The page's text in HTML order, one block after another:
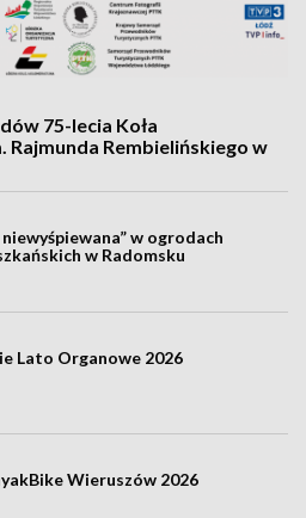
75-lecia Koła
Rajmunda Rembielińskiego w
niewyśpiewana” w ogrodach
w Radomsku
Lato Organowe 2026
Wieruszów 2026